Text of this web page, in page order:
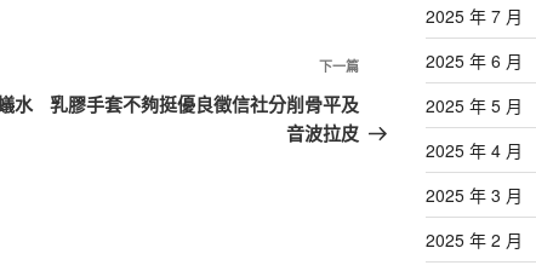
水
下
一
篇
下一篇
乳膠手套不夠挺優良徵信社分削骨平及
音波拉皮
2025 年 7 月
2025 年 6 月
2025 年 5 月
2025 年 4 月
2025 年 3 月
2025 年 2 月